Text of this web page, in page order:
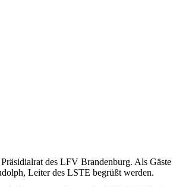
des LFV Brandenburg. Als
Leiter des LSTE begrüßt werden.